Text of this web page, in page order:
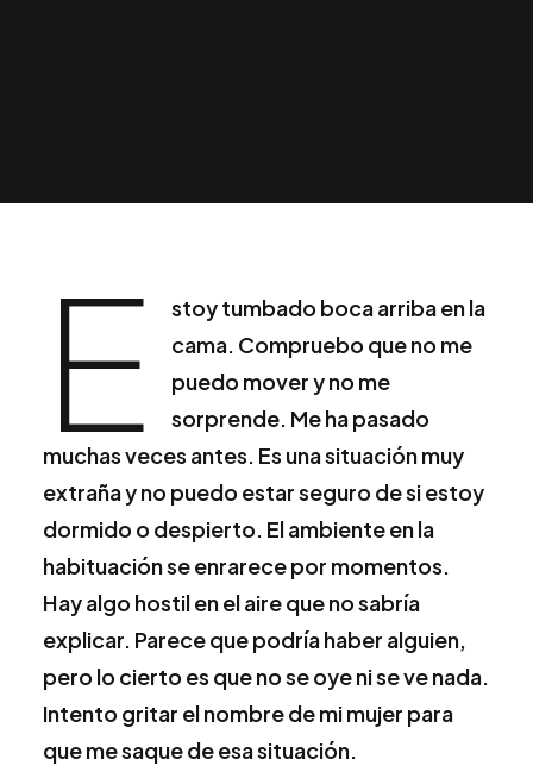
E
stoy tumbado boca arriba en la
cama. Compruebo que no me
puedo mover y no me
sorprende. Me ha pasado
muchas veces antes. Es una situación muy
extraña y no puedo estar seguro de si estoy
dormido o despierto. El ambiente en la
habituación se enrarece por momentos.
Hay algo hostil en el aire que no sabría
explicar. Parece que podría haber alguien,
pero lo cierto es que no se oye ni se ve nada.
Intento gritar el nombre de mi mujer para
que me saque de esa situación.